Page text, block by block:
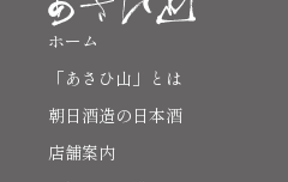
ホーム
「あさひ山」とは
朝日酒造の日本酒
店舗案内